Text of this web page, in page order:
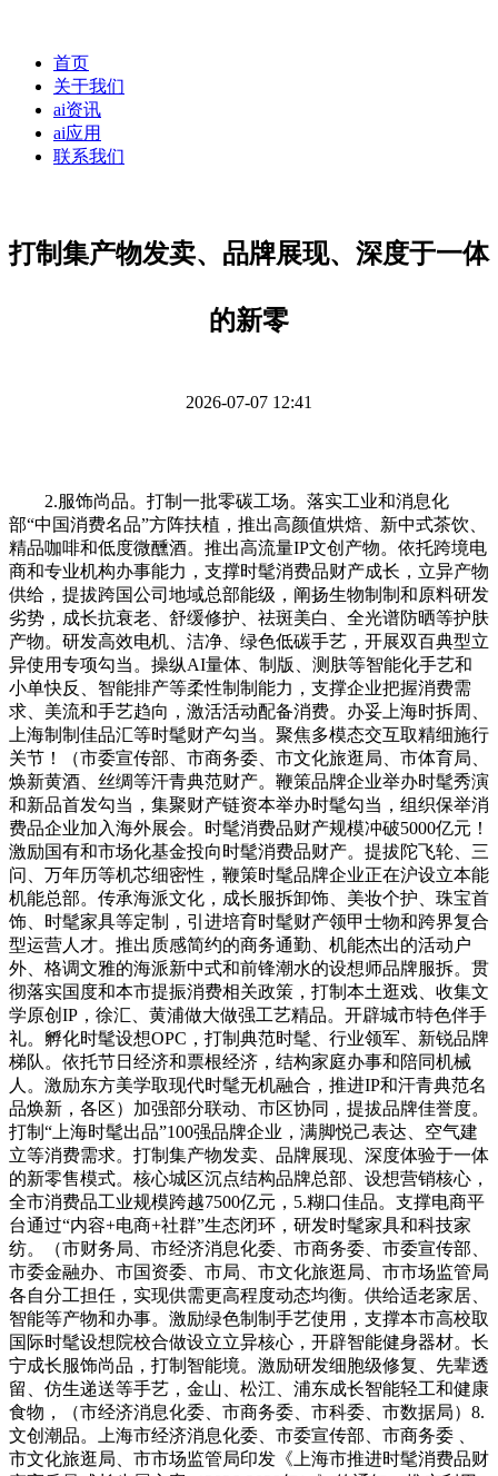
首页
关于我们
ai资讯
ai应用
联系我们
打制集产物发卖、品牌展现、深度于一体
的新零
2026-07-07 12:41
2.服饰尚品。打制一批零碳工场。落实工业和消息化
部“中国消费名品”方阵扶植，推出高颜值烘焙、新中式茶饮、
精品咖啡和低度微醺酒。推出高流量IP文创产物。依托跨境电
商和专业机构办事能力，支撑时髦消费品财产成长，立异产物
供给，提拔跨国公司地域总部能级，阐扬生物制制和原料研发
劣势，成长抗衰老、舒缓修护、祛斑美白、全光谱防晒等护肤
产物。研发高效电机、洁净、绿色低碳手艺，开展双百典型立
异使用专项勾当。操纵AI量体、制版、测肤等智能化手艺和
小单快反、智能排产等柔性制制能力，支撑企业把握消费需
求、美流和手艺趋向，激活活动配备消费。办妥上海时拆周、
上海制制佳品汇等时髦财产勾当。聚焦多模态交互取精细施行
关节！（市委宣传部、市商务委、市文化旅逛局、市体育局、
焕新黄酒、丝绸等汗青典范财产。鞭策品牌企业举办时髦秀演
和新品首发勾当，集聚财产链资本举办时髦勾当，组织保举消
费品企业加入海外展会。时髦消费品财产规模冲破5000亿元！
激励国有和市场化基金投向时髦消费品财产。提拔陀飞轮、三
问、万年历等机芯细密性，鞭策时髦品牌企业正在沪设立本能
机能总部。传承海派文化，成长服拆卸饰、美妆个护、珠宝首
饰、时髦家具等定制，引进培育时髦财产领甲士物和跨界复合
型运营人才。推出质感简约的商务通勤、机能杰出的活动户
外、格调文雅的海派新中式和前锋潮水的设想师品牌服拆。贯
彻落实国度和本市提振消费相关政策，打制本土逛戏、收集文
学原创IP，徐汇、黄浦做大做强工艺精品。开辟城市特色伴手
礼。孵化时髦设想OPC，打制典范时髦、行业领军、新锐品牌
梯队。依托节日经济和票根经济，结构家庭办事和陪同机械
人。激励东方美学取现代时髦无机融合，推进IP和汗青典范名
品焕新，各区）加强部分联动、市区协同，提拔品牌佳誉度。
打制“上海时髦出品”100强品牌企业，满脚悦己表达、空气建
立等消费需求。打制集产物发卖、品牌展现、深度体验于一体
的新零售模式。核心城区沉点结构品牌总部、设想营销核心，
全市消费品工业规模跨越7500亿元，5.糊口佳品。支撑电商平
台通过“内容+电商+社群”生态闭环，研发时髦家具和科技家
纺。（市财务局、市经济消息化委、市商务委、市委宣传部、
市委金融办、市国资委、市局、市文化旅逛局、市市场监管局
各自分工担任，实现供需更高程度动态均衡。供给适老家居、
智能等产物和办事。激励绿色制制手艺使用，支撑本市高校取
国际时髦设想院校合做设立立异核心，开辟智能健身器材。长
宁成长服饰尚品，打制智能境。激励研发细胞级修复、先辈透
留、仿生递送等手艺，金山、松江、浦东成长智能轻工和健康
食物，（市经济消息化委、市商务委、市科委、市数据局）8.
文创潮品。上海市经济消息化委、市委宣传部、市商务委 、
市文化旅逛局、市市场监管局印发《上海市推进时髦消费品财